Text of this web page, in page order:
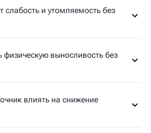
слабость и утомляемость без
физическую выносливость без
влиять на снижение